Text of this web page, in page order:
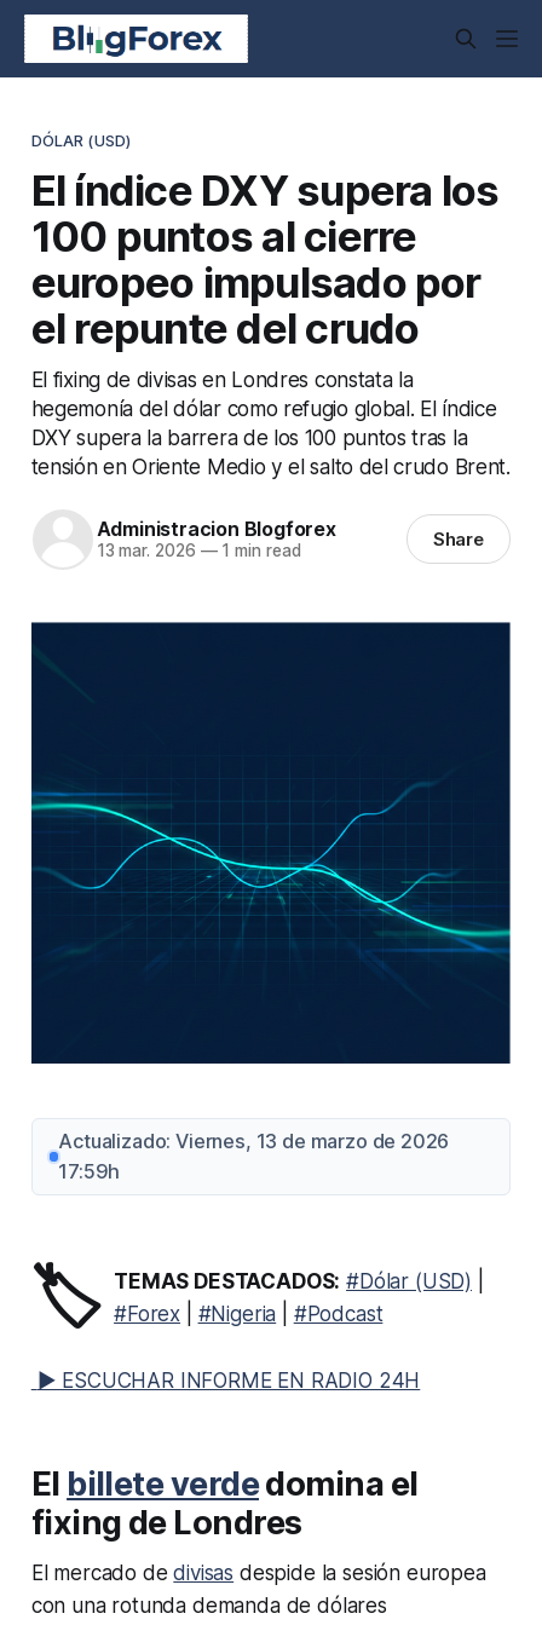
DÓLAR (USD)
El índice DXY supera los
100 puntos al cierre
europeo impulsado por
el repunte del crudo
El fixing de divisas en Londres constata la
hegemonía del dólar como refugio global. El índice
DXY supera la barrera de los 100 puntos tras la
tensión en Oriente Medio y el salto del crudo Brent.
Administracion Blogforex
13 mar. 2026 —1 min read Share
Actualizado: Viernes, 13 de marzo de 2026
17:59h
🏷️ TEMAS DESTACADOS: #Dólar (USD)
#Forex
#Nigeria #Podcast
▶ ESCUCHAR INFORME EN RADIO 24H
El billete verdedomina el
fixing de Londres
El mercado dedivisas despide la sesión europea
con una rotunda demanda de dólares